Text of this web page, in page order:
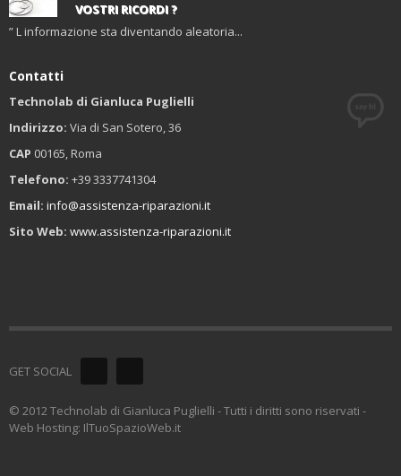
VOSTRI RICORDI ?
” L informazione sta diventando aleatoria...
Contatti
Technolab di Gianluca Puglielli
Indirizzo: Via di San Sotero, 36
CAP 00165, Roma
Telefono: +39 3337741304
Email: info@assistenza-riparazioni.it
Sito Web: www.assistenza-riparazioni.it
GET SOCIAL
© 2012 Technolab di Gianluca Puglielli - Tutti i diritti sono riservati -
Web Hosting: IlTuoSpazioWeb.it